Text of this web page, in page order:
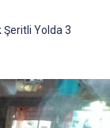
Şeritli Yolda 3